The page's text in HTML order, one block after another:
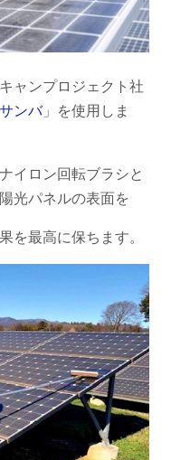
ャンプロジェクト社
ンバ」を使用しま
イロン回転ブラシと
光パネルの表面を
を最高に保ちます。